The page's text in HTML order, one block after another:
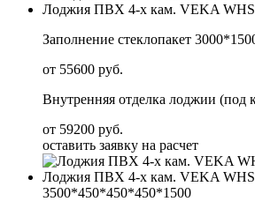
Лоджия ПВХ 4-х кам. VEKA WHS
Заполнение стеклопакет
от 55600 руб.
Внутренняя отделка лоджии (под
от 59200 руб.
оставить заявку на расчет
Лоджия ПВХ 4-х кам. VEKA WHS
3500*450*450*450*1500